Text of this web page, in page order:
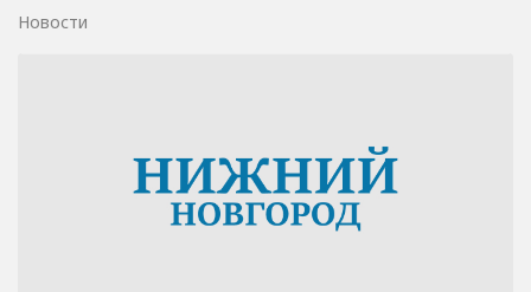
Новости